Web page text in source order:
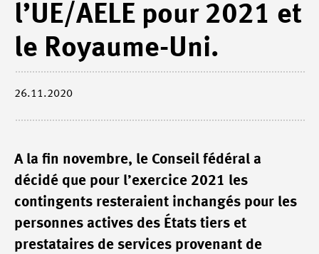
l’UE/AELE pour 2021 et
le Royaume-Uni.
26.11.2020
A la fin novembre, le Conseil fédéral a
décidé que pour l’exercice 2021 les
contingents resteraient inchangés pour les
personnes actives des États tiers et
prestataires de services provenant de